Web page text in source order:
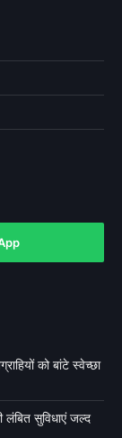
को बांटे स्वेच्छा
लंबित सुविधाएं जल्द